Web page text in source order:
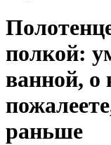
полкой:
ванной, о
раньше